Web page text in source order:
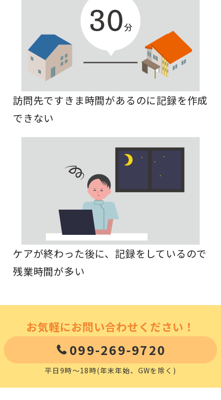
訪問先ですきま時間があるのに記録を作成
できない
ケアが終わった後に、記録をしているので
残業時間が多い
お気軽にお問い合わせください！
099-269-9720
平日9時～18時(年末年始、GWを除く)